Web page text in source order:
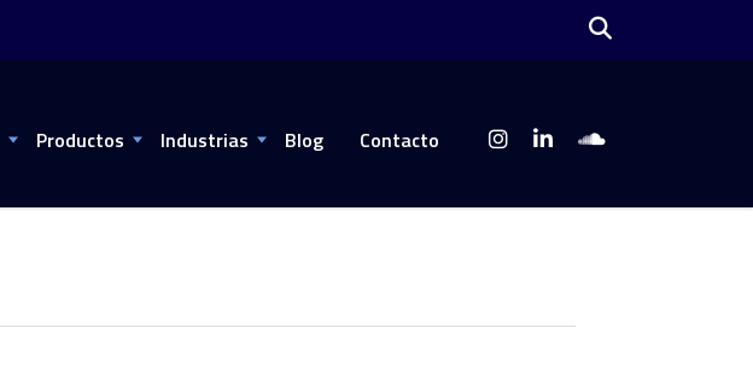
Productos Industrias Blog Contacto